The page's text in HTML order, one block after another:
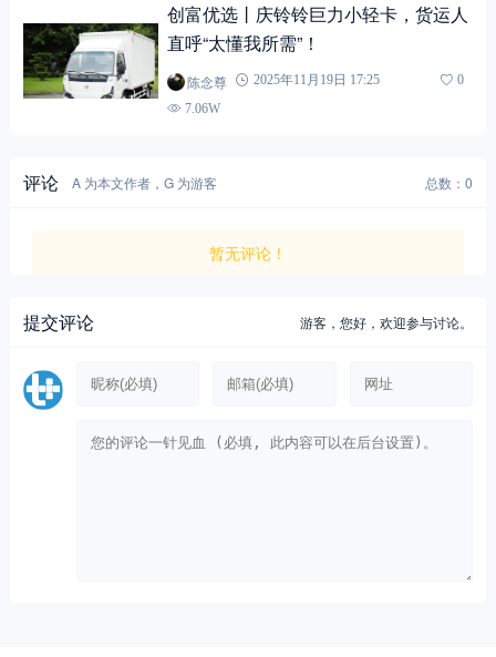
创富优选丨庆铃铃巨力小轻卡，货运人
直呼“太懂我所需”！
陈念尊 2025年11月19日 17:25
0
7.06W
评论 A 为本文作者，G 为游客 总数：0
暂无评论！
提交评论 游客，您好，欢迎参与讨论。